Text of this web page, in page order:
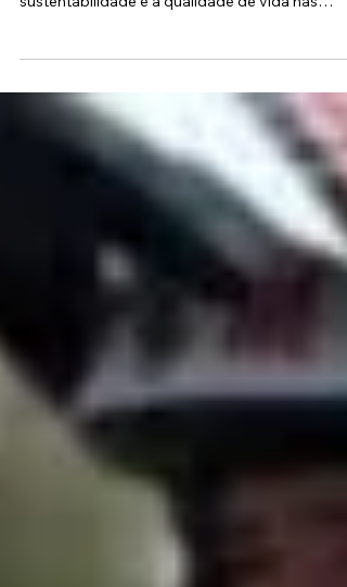
Metalúrgicos, em Osasco
sustentabilidade e a qualidade de vida nas
regiões...